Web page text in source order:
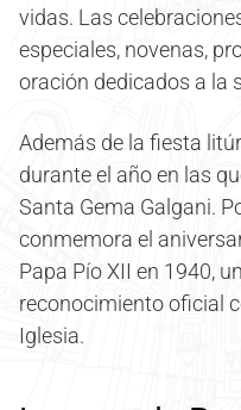
vidas. Las
especiales, novenas,
oración dedicados a la
Además de la fiesta
durante el año en las
Santa Gema Galgani.
conmemora el
Papa Pío XII en 1940,
reconocimiento oficial
Iglesia.